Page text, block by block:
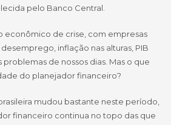
pelo Banco Central.
econômico de crise, com empresas
inflação nas alturas, PIB
de nossos dias. Mas o que
do planejador financeiro?
mudou bastante neste período,
financeiro continua no topo das que